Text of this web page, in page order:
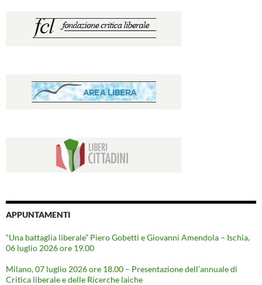
APPUNTAMENTI
“Una battaglia liberale” Piero Gobetti e Giovanni Amendola – Ischia,
06 luglio 2026 ore 19.00
Milano, 07 luglio 2026 ore 18.00 – Presentazione dell’annuale di
Critica liberale e delle Ricerche laiche